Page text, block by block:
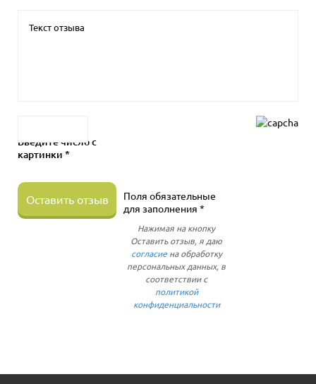
Введите число с
картинки *
Оставить отзыв
Поля обязательные
для заполнения *
Нажимая на кнопку
Оставить отзыв, я даю
согласиена обработку
персональных данных, в
соответствии с
политикой
конфиденциальности